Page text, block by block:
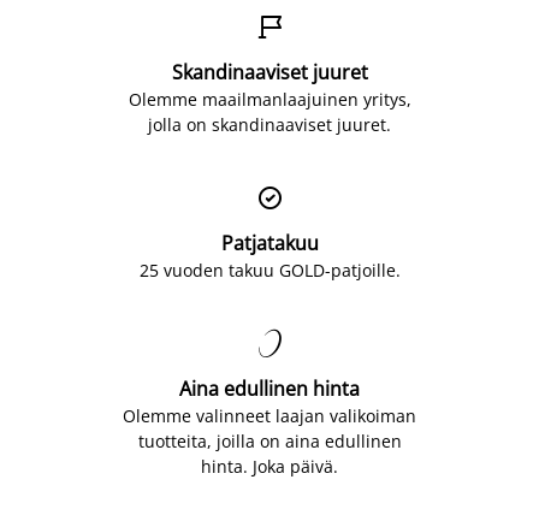

Skandinaaviset juuret
Olemme maailmanlaajuinen yritys,
jolla on skandinaaviset juuret.

Patjatakuu
25 vuoden takuu GOLD-patjoille.

Aina edullinen hinta
Olemme valinneet laajan valikoiman
tuotteita, joilla on aina edullinen
hinta. Joka päivä.